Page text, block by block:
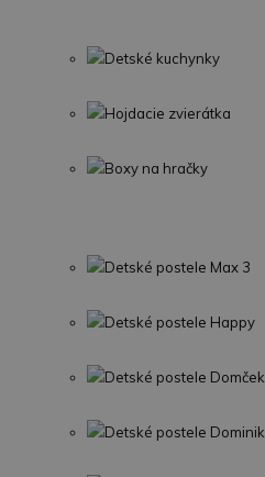
Detské kuchynky
Hojdacie zvierátka
Boxy na hračky
Detské postele Max 3
Detské postele Happy
Detské postele Domček
Detské postele Dominik